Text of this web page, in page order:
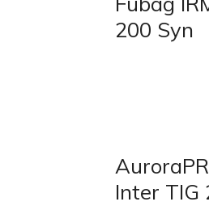
200 Syn
Inter TIG